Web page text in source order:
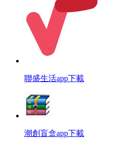
聯盛生活app下載
潮創盲盒app下載